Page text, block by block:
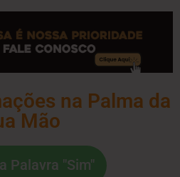
na Palma da
Mão
Palavra "Sim"